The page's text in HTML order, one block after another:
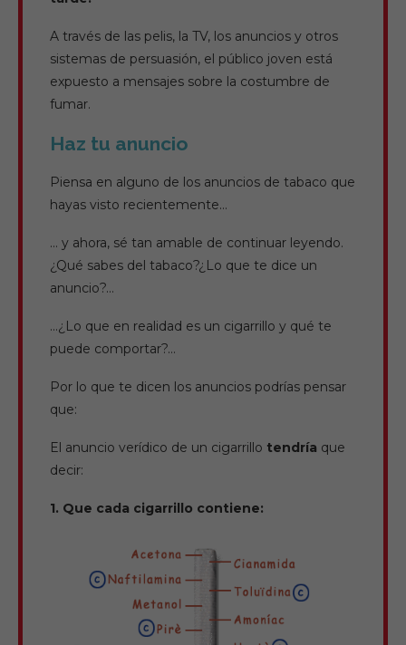
A través de las pelis, la TV, los anuncios y otros
sistemas de persuasión, el público joven está
expuesto a mensajes sobre la costumbre de
fumar.
Haz tu anuncio
Piensa en alguno de los anuncios de tabaco que
hayas visto recientemente…
… y ahora, sé tan amable de continuar leyendo.
¿Qué sabes del tabaco?¿Lo que te dice un
anuncio?…
…¿Lo que en realidad es un cigarrillo y qué te
puede comportar?…
Por lo que te dicen los anuncios podrías pensar
que:
El anuncio verídico de un cigarrillo tendría que
decir:
1. Que cada cigarrillo contiene: